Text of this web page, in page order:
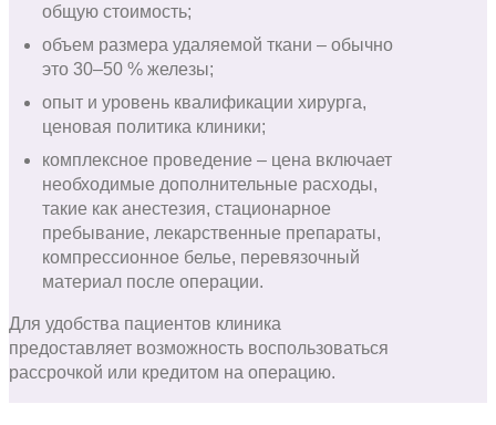
общую стоимость;
объем размера удаляемой ткани – обычно
это 30–50 % железы;
опыт и уровень квалификации хирурга,
ценовая политика клиники;
комплексное проведение – цена включает
необходимые дополнительные расходы,
такие как анестезия, стационарное
пребывание, лекарственные препараты,
компрессионное белье, перевязочный
материал после операции.
Для удобства пациентов клиника
предоставляет возможность воспользоваться
рассрочкой или кредитом на операцию.